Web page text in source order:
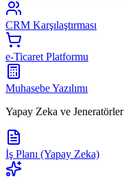
CRM Karşılaştırması
e-Ticaret Platformu
Muhasebe Yazılımı
Yapay Zeka ve Jeneratörler
İş Planı (Yapay Zeka)